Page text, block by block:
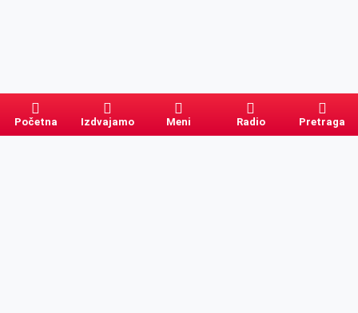
Početna Izdvajamo Meni Radio Pretraga